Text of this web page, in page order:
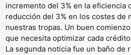
incremento del 3% en la eficiencia
reducción del 3% en los costes de
nuestras tropas. Un buen
que necesita optimizar cada
La segunda noticia fue un baño de